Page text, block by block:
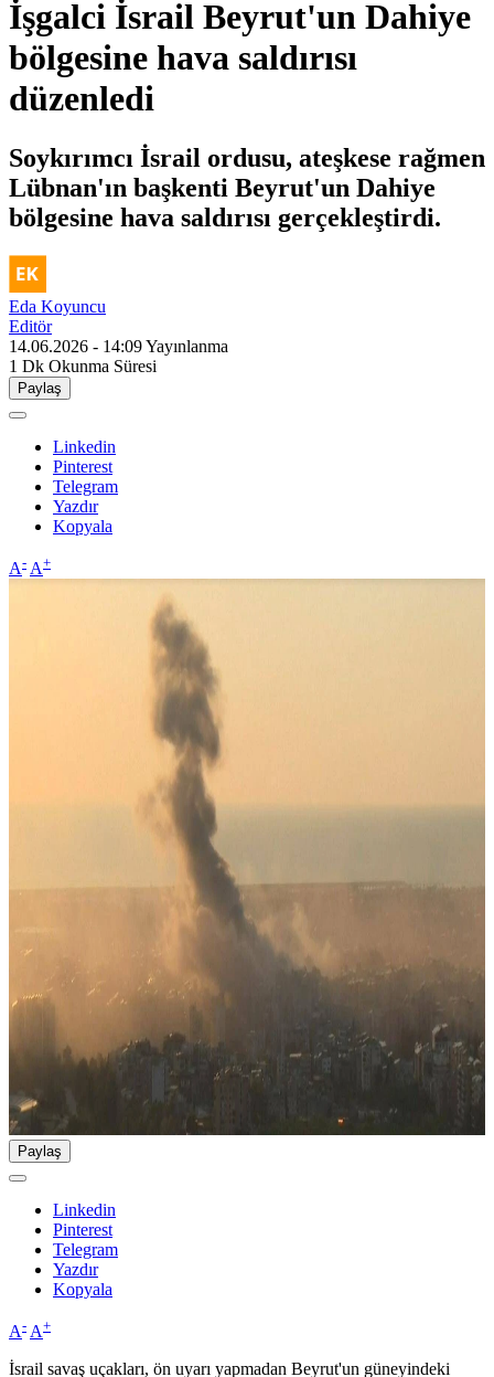
İşgalci İsrail Beyrut'un Dahiye
bölgesine hava saldırısı
düzenledi
Soykırımcı İsrail ordusu, ateşkese rağmen
Lübnan'ın başkenti Beyrut'un Dahiye
bölgesine hava saldırısı gerçekleştirdi.
Eda Koyuncu
Editör
14.06.2026 - 14:09Yayınlanma
1 Dk Okunma Süresi
Paylaş
Linkedin
Pinterest
Telegram
Yazdır
Kopyala
A- A+
Paylaş
Linkedin
Pinterest
Telegram
Yazdır
Kopyala
A- A+
İsrail savaş uçakları, ön uyarı yapmadan Beyrut'un güneyindeki